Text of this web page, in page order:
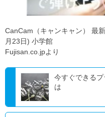
CanCam（キャンキャン） 最
月23日) 小学館
Fujisan.co.jpより
今すぐできる
は